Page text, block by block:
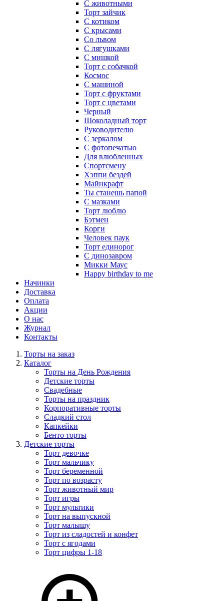
С животными
Торт зайчик
С котиком
С крысами
Со львом
С лягушками
С мишкой
Торт с собачкой
Космос
С машиной
Торт с фруктами
Торт с цветами
Черный
Шоколадный торт
Руководителю
С зеркалом
С фотопечатью
Для влюбленных
Спортсмену
Хэппи бездей
Майнкрафт
Ты станешь папой
С мазками
Торт люблю
Бэтмен
Корги
Человек паук
Торт единорог
С динозавром
Микки Маус
Happy birthday to me
Начинки
Доставка
Оплата
Акции
О нас
Журнал
Контакты
Торты на заказ
Каталог
Торты на День Рождения
Детские торты
Свадебные
Торты на праздник
Корпоративные торты
Сладкий стол
Капкейки
Бенто торты
Детские торты
Торт девочке
Торт мальчику
Торт беременной
Торт по возрасту
Торт животный мир
Торт игры
Торт мультики
Торт на выпускной
Торт малышу
Торт из сладостей и конфет
Торт с ягодами
Торт цифры 1-18